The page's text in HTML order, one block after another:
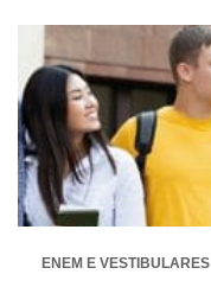
ENEM E VESTIBULARES